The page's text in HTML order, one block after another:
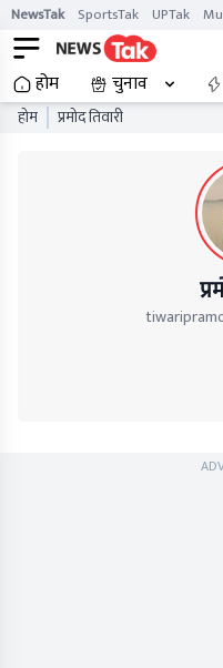
NewsTak SportsTak UPTak
होम चुनाव
होम प्रमोद तिवारी